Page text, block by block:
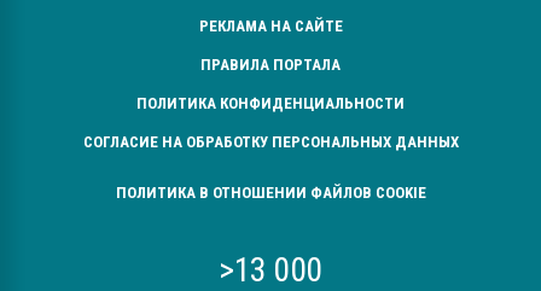
РЕКЛАМА НА САЙТЕ
ПРАВИЛА ПОРТАЛА
ПОЛИТИКА КОНФИДЕНЦИАЛЬНОСТИ
СОГЛАСИЕ НА ОБРАБОТКУ ПЕРСОНАЛЬНЫХ ДАННЫХ
ПОЛИТИКА В ОТНОШЕНИИ ФАЙЛОВ COOKIE
>13 000